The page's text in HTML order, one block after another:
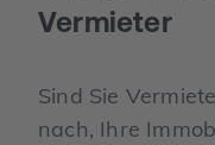
Vermieter
Sind Sie
nach, Ihre